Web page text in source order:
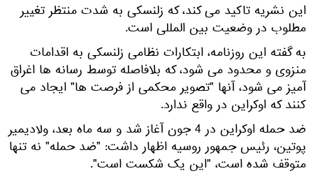
این نشریه تاکید می کند، که زلنسکی به شدت منتظر تغییر
مطلوب در وضعیت بین المللی است.
به گفته این روزنامه، ابتکارات نظامی زلنسکی به اقدامات
منزوی و محدود می شود، که بلافاصله توسط رسانه ها اغراق
آمیز می شود، آنها "تصویر محکمی از فرصت ها" ایجاد می
کنند که اوکراین در واقع ندارد.
ضد حمله اوکراین در 4 جون آغاز شد و سه ماه بعد، ولادیمیر
پوتین، رئیس جمهور روسیه اظهار داشت: "ضد حمله" نه تنها
متوقف شده است، "این یک شکست است".